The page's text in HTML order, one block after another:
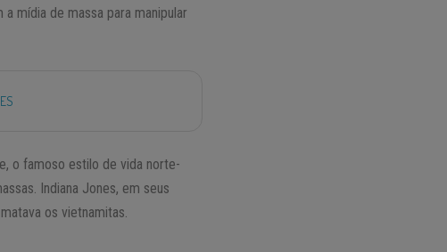
mídia de massa para manipular
o famoso estilo de vida norte-
Indiana Jones, em seus
os vietnamitas.